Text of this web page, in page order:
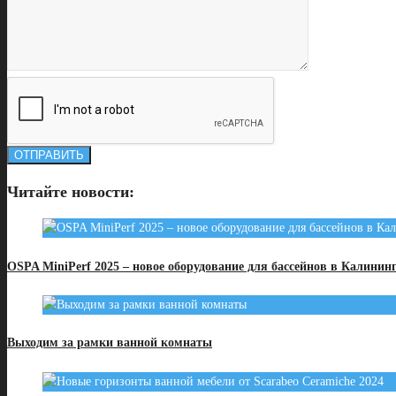
Читайте новости:
OSPA MiniPerf 2025 – новое оборудование для бассейнов в
Выходим за рамки ванной комнаты